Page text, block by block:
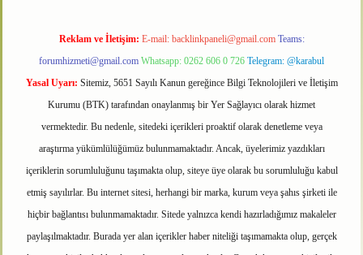
Reklam ve İletişim: E-mail: backlinkpaneli@gmail.com Teams:
forumhizmeti@gmail.com Whatsapp: 0262 606 0 726 Telegram: @karabul
Yasal Uyarı: Sitemiz, 5651 Sayılı Kanun gereğince Bilgi Teknolojileri ve İletişim
Kurumu (BTK) tarafından onaylanmış bir Yer Sağlayıcı olarak hizmet
vermektedir. Bu nedenle, sitedeki içerikleri proaktif olarak denetleme veya
araştırma yükümlülüğümüz bulunmamaktadır. Ancak, üyelerimiz yazdıkları
içeriklerin sorumluluğunu taşımakta olup, siteye üye olarak bu sorumluluğu kabul
etmiş sayılırlar. Bu internet sitesi, herhangi bir marka, kurum veya şahıs şirketi ile
hiçbir bağlantısı bulunmamaktadır. Sitede yalnızca kendi hazırladığımız makaleler
paylaşılmaktadır. Burada yer alan içerikler haber niteliği taşımamakta olup, gerçek